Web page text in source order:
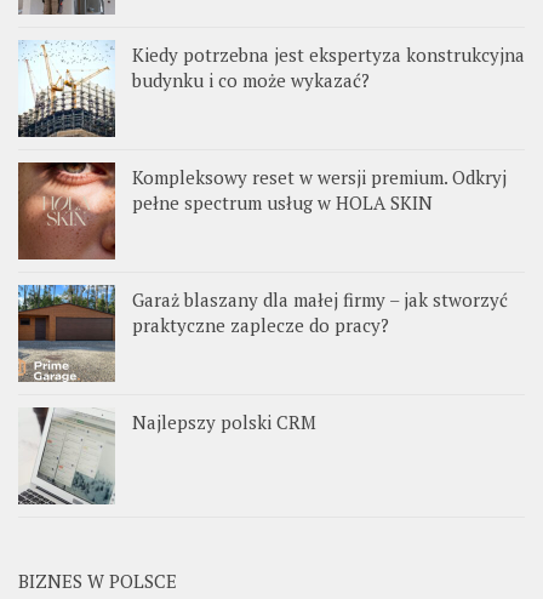
Kiedy potrzebna jest ekspertyza konstrukcyjna
budynku i co może wykazać?
Kompleksowy reset w wersji premium. Odkryj
pełne spectrum usług w HOLA SKIN
Garaż blaszany dla małej firmy – jak stworzyć
praktyczne zaplecze do pracy?
Najlepszy polski CRM
BIZNES W POLSCE